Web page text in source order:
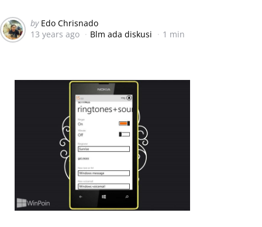
Posted
by
by Edo Chrisnado
13 years ago
Blm ada diskusi 1 min